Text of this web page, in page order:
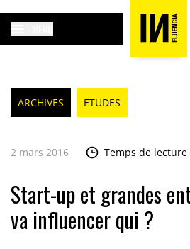
ARCHIVES ETUDES
2 mars 2016 Temps de lecture
Start-up et grandes
va influencer qui ?